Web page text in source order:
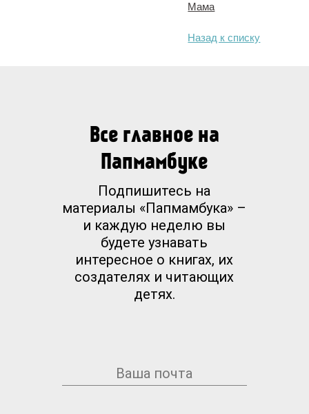
Мама
Назад к списку
Все главное на
Папмамбуке
Подпишитесь на
материалы «Папмамбука» –
и каждую неделю вы
будете узнавать
интересное о книгах, их
создателях и читающих
детях.